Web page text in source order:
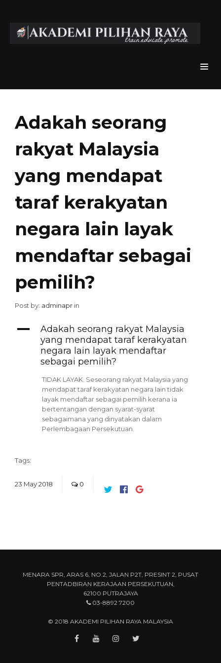
Adakah seorang
rakyat Malaysia
yang mendapat
taraf kerakyatan
negara lain layak
mendaftar sebagai
pemilih?
Post by: adminapr in
A
Adakah seorang rakyat Malaysia
yang mendapat taraf kerakyatan
negara lain layak mendaftar
sebagai pemilih?
TIDAK LAYAK. Seseorang rakyat Malaysia yang
mendapat taraf kerakyatan negara lain tidak
layak mendaftar sebagai pemilih kerana ia
bertentangan dengan syarat-syarat
sebagaimana yang dinyatakan dalam
Perlembagaan Persekutuan.
Tags:
23 May2018 0
MENARA SPR, ARAS 6, NO.2, JALAN P2T, PRESINT 2, PUSAT
PENTADBIRAN KERAJAAN PERSEKUTUAN,
62100 PUTRAJAYA
03-8892 7200
© 2018 AKADEMI PILIHAN RAYA MALAYSIA